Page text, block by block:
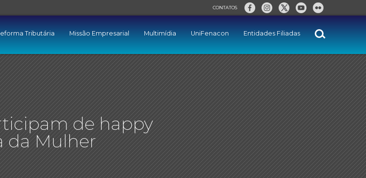
CONTATOS
Tributária Missão Empresarial Multimídia UniFenacon Entidades Filiadas
de happy
da Mulher